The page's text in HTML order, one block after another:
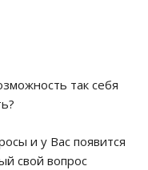
так себя
и у Вас появится
свой вопрос